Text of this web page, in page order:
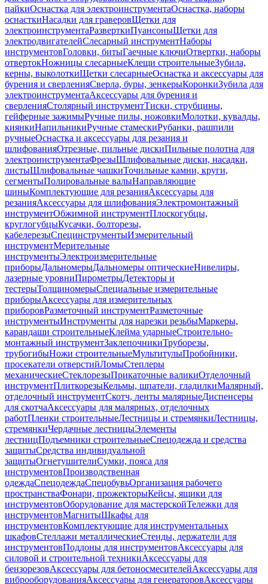
пайкиОснастка для электроинструментаОснастка, наборы
оснасткиНасадки для граверовЩетки для
электроинструментаРазверткиПуансоныЩетки для
электродвигателейСлесарный инструментНаборы
инструментовГоловки, битыГаечные ключиОтвертки, наборы
отвертокНожницы слесарныеКлещи строительныеЗубила,
керны, выколоткиЩетки слесарныеОснастка и аксессуары для
бурения и сверленияСверла, буры, зенкерыКоронкиЗубила для
электроинструментаАксессуары для бурения и
сверленияСтолярный инструментТиски, струбцины,
гейферные зажимыРучные пилы, ножовкиМолотки, кувалды,
киянкиНапильникиРучные стамескиРубанки, рашпили
ручныеОснастка и аксессуары для резания и
шлифованияОтрезные, пильные дискиПильные полотна для
электроинструментаФрезыШлифовальные диски, насадки,
листыШлифовальные чашкиТочильные камни, круги,
сегментыПолировальные валыНаправляющие
шиныКомплектующие для резанияАксессуары для
резанияАксессуары для шлифованияЭлектромонтажный
инструментОбжимной инструментПлоскогубцы,
круглогубцыКусачки, болторезы,
кабелерезыСпецинструментыИзмерительный
инструментМерительные
инструментыЭлектроизмерительные
приборыДальномерыДальномеры оптическиеНивелиры,
лазерные уровниПирометрыДетекторы и
тестерыТолщиномерыСпециальные измерительные
приборыАксессуары для измерительных
приборовРазметочный инструментРазметочные
инструментыИнструменты для нарезки резьбыМаркеры,
карандаши строительныеКлейма ударныеСтроительно-
монтажный инструментЗаклепочникиТруборезы,
трубогибыНожи строительныеМультитулыПробойники,
просекатели отверстийЛомыСтеплеры
механическиеСтеклорезыПрикаточные валикиОтделочный
инструментПлиткорезыКельмы, шпатели, гладилкиМалярный,
отделочный инструментСкотч, ленты малярныеДиспенсеры
для скотчаАксессуары для малярных, отделочных
работПленки строительныеЛестницы и стремянкиЛестницы,
стремянкиЧердачные лестницыЭлементы
лестницПодъемники строительныеСпецодежда и средства
защитыСредства индивидуальной
защитыОгнетушителиСумки, пояса для
инструментовПроизводственная
одеждаСпецодеждаСпецобувьОрганизация рабочего
пространстваФонари, прожекторыКейсы, ящики для
инструментовОборудование для мастерскойТележки для
инструментовМагнитыШкафы для
инструментовКомплектующие для инструментальных
шкафовСтеллажи металлическиеСтенды, держатели для
инструментовПоддоны для инструментовАксессуары для
силовой и строительной техникиАксессуары для
бензорезовАксессуары для бетоносмесителейАксессуары для
виброоборудованияАксессуары для генераторовАксессуары